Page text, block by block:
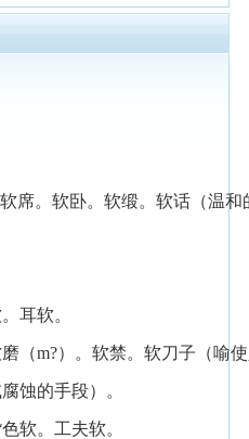
席。软卧。软缎。软话（温和
耳软。
（m?）。软禁。软刀子（喻
蚀的手段）。
软。工夫软。